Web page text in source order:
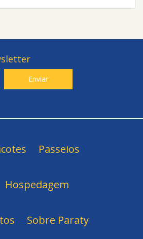
Passeios
Hospedagem
Sobre Paraty